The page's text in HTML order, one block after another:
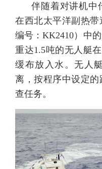
伴随着对讲机中
在西北太平洋副热
编号：KK2410）中
重达1.5吨的无人艇
缓布放入水。无人
离，按程序中设定
查任务。